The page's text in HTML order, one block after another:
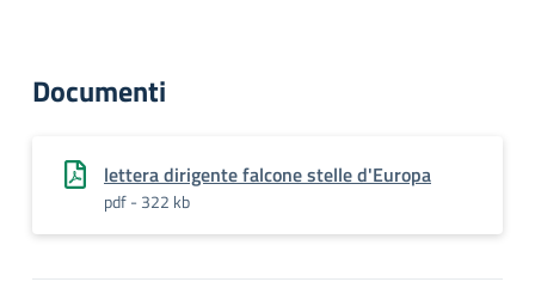
Documenti
lettera dirigente falcone stelle d'Europa
pdf - 322 kb